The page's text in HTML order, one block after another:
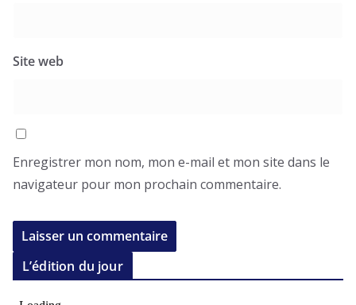
Site web
Enregistrer mon nom, mon e-mail et mon site dans le
navigateur pour mon prochain commentaire.
L’édition du jour